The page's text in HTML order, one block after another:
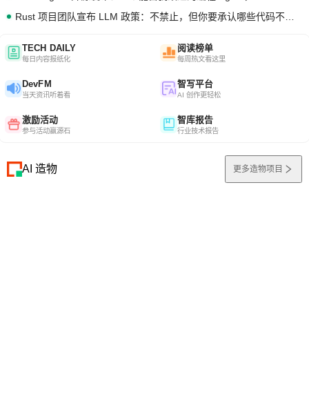
TECH DAILY
每日内容报纸化
阅读榜单
每周热文看这里
DevFM
当天资讯听着看
智写平台
AI 创作更轻松
激励活动
参与活动赢源石
智库报告
行业技术报告
AI 造物 更多造物项目